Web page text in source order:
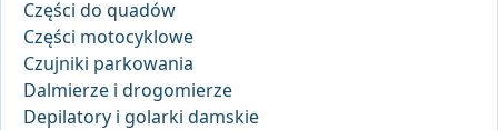
Części do quadów
Części motocyklowe
Czujniki parkowania
Dalmierze i drogomierze
Depilatory i golarki damskie